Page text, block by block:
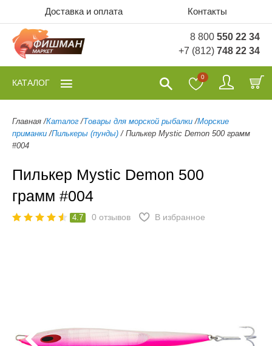
Доставка и оплата Контакты
8 800 550 22 34
+7 (812) 748 22 34
0
КАТАЛОГ
Главная /Каталог /Товары для морской рыбалки /Морские
приманки /Пилькеры (пунды) / Пилькер Mystic Demon 500 грамм
#004
Пилькер Mystic Demon 500
грамм #004
4.7 0 отзывов В избранное